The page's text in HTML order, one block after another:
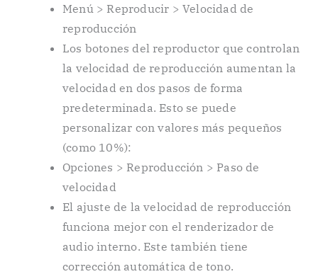
Menú > Reproducir > Velocidad de
reproducción
Los botones del reproductor que controlan
la velocidad de reproducción aumentan la
velocidad en dos pasos de forma
predeterminada. Esto se puede
personalizar con valores más pequeños
(como 10%):
Opciones > Reproducción > Paso de
velocidad
El ajuste de la velocidad de reproducción
funciona mejor con el renderizador de
audio interno. Este también tiene
corrección automática de tono.